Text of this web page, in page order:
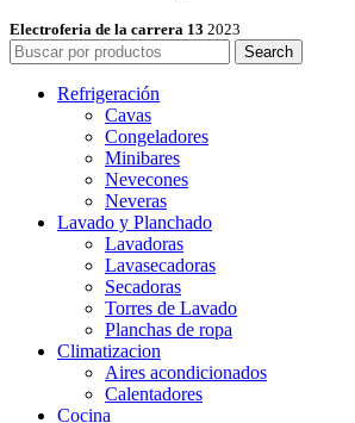
Electroferia de la carrera 13 2023
Search
Refrigeración
Cavas
Congeladores
Minibares
Nevecones
Neveras
Lavado y Planchado
Lavadoras
Lavasecadoras
Secadoras
Torres de Lavado
Planchas de ropa
Climatizacion
Aires acondicionados
Calentadores
Cocina